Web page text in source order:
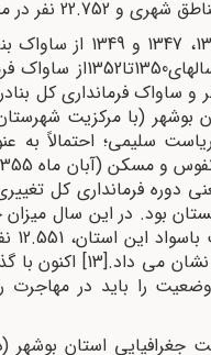
در اسناد
در اسناد
و ساواک فرمانداری کل
سلیمی؛ احتمالاً
[13]اکنون با
وضعیت را باید در